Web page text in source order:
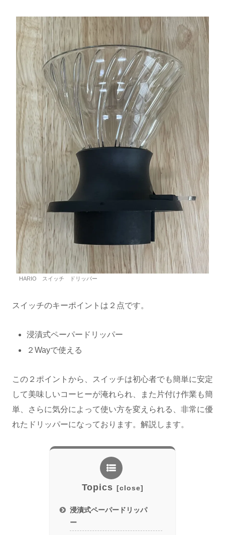
HARIO スイッチ ドリッパー
スイッチのキーポイントは２点です。
浸漬式ペーパードリッパー
２Wayで使える
この２ポイントから、スイッチは初心者でも簡単に安定
して美味しいコーヒーが淹れられ、また片付け作業も簡
単、さらに気分によって使い方を変えられる、非常に優
れたドリッパーになっております。解説します。
Topics
浸漬式ペーパードリッパ
ー